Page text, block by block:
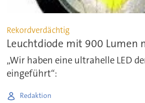
Rekordverdächtig
Leuchtdiode mit 900 Lumen
„Wir haben eine ultrahelle LED
eingeführt“:
Redaktion